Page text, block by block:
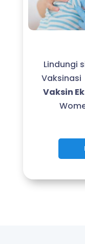
Lindungi
Vaksin